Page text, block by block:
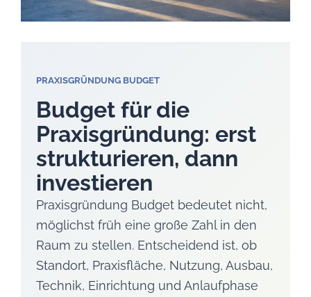
PRAXISGRÜNDUNG BUDGET
Budget für die
Praxisgründung: erst
strukturieren, dann
investieren
Praxisgründung Budget bedeutet nicht,
möglichst früh eine große Zahl in den
Raum zu stellen. Entscheidend ist, ob
Standort, Praxisfläche, Nutzung, Ausbau,
Technik, Einrichtung und Anlaufphase